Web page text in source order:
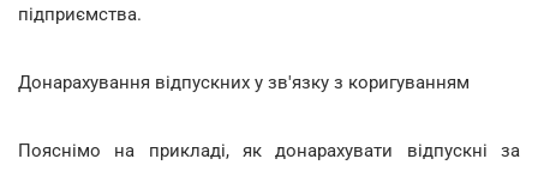
підприємства.
Донарахування відпускних у зв'язку з коригуванням
Пояснімо на прикладі, як донарахувати відпускні за